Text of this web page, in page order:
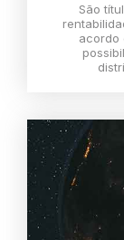
São
acordo